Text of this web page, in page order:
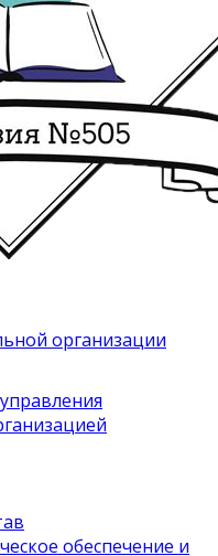
организации
обеспечение и